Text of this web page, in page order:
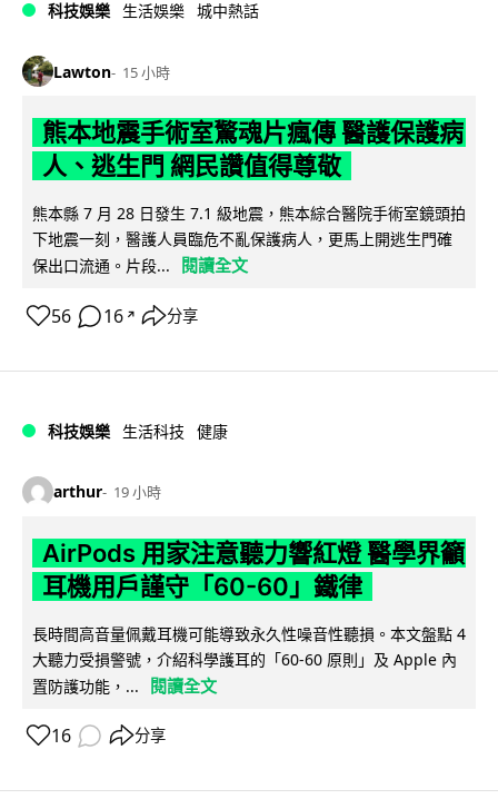
科技娛樂 生活娛樂 城中熱話
Lawton 15 小時
熊本地震手術室驚魂片瘋傳 醫護保護病
人、逃生門 網民讚值得尊敬
熊本縣 7 月 28 日發生 7.1 級地震，熊本綜合醫院手術室鏡頭拍
下地震一刻，醫護人員臨危不亂保護病人，更馬上開逃生門確
保出口流通。片段...
閱讀全文
56 16 ↗ 分享
科技娛樂 生活科技 健康
arthur 19 小時
AirPods 用家注意聽力響紅燈 醫學界籲
耳機用戶謹守「60-60」鐵律
長時間高音量佩戴耳機可能導致永久性噪音性聽損。本文盤點 4
大聽力受損警號，介紹科學護耳的「60-60 原則」及 Apple 內
置防護功能，...
閱讀全文
16 分享